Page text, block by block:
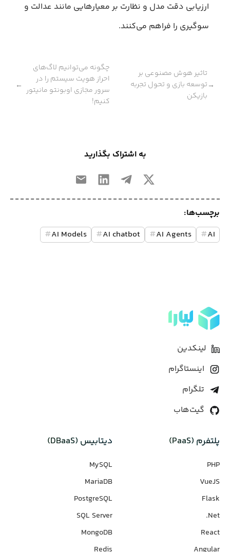
ارزیابی دقت مدل و نظارت بر معیارهایی مانند عدالت و
سوگیری را فراهم می‌کنند.
→
تاثیر هوش مصنوعی بر
توسعه بازی و تحول تجربه
بازیکن
چگونه می‌توانیم لاگ‌های
احراز هویت سیستم را در
سرور مجازی اوبونتو مانیتور
کنیم!
←
به اشتراک بگذارید
برچسب‌ها:
AI
#
AI Agents
#
AI chatbot
#
AI Models
#
لینکدین
اینستاگرام
تلگرام
گیت‌هاب
پلتفرم (PaaS)
PHP
VueJS
Flask
Net.
React
دیتابیس‌ (DBaaS)
MySQL
MariaDB
PostgreSQL
SQL Server
MongoDB